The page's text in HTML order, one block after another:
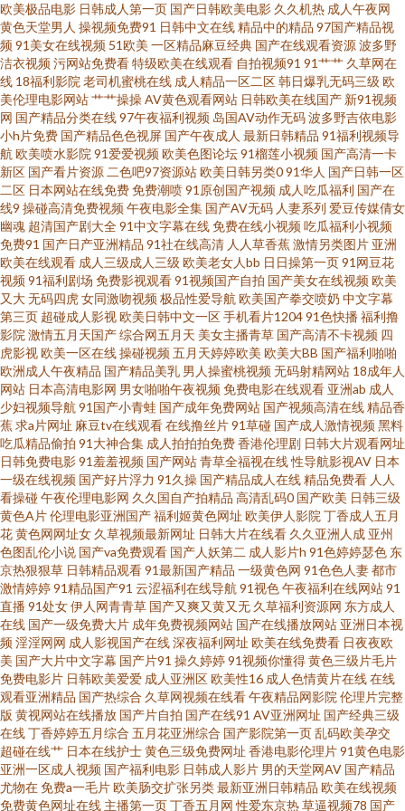
免费版 色久性愛視頻 51视频123区 91高跟丝袜在线观看 欧美成人 91女同福
利 麻豆成人综合 91精品999 久草在线资源 91视频露脸 乱轮天黄 91黄色网入
口站 黄色性情网站 伊人海角社区 激情另类海角 伊人9草在线 国产3页 亚洲国
产欧美日韩 国产电影三区 影音先锋另类电影 国产2页 午夜成人在线 超碰在福
利 亚洲网黄 成人综合网站在线观看 亚洲aa 成人亚洲欧美日韩在线 亚洲天堂
久久色 国产第32页 五月国产精品久久 俺来也综合网 日韩风狂性爱 99自拍网
色老大网站在线观看 97悠悠资源 人人插人人插AV 超碰91资源 91性感在线 色
呦呦官方网站 91福利社在线 超碰加勒比绯色 欧美亚洲日精品 91超碰人人在
线 91很很爱 久久经典视频在线观看 91中文啦 日韩gav在线观看 wwwsese视
频 日韩午夜精品 成人性爱网在线 亚洲无码五月丁香 91小视频黄 91在线观看
官网 91在线微拍视频 色欧美色综合色天堂 91极品视频 国产精品成人一区二
区 日韩欧美综合综合网 国产第91页51 日本a区 A欧美噢噢 五月天色图 成人亚
洲国产欧美 四虎影院麻豆 av日韩精品成人网站 色色网的五月天 福利色不卡
导航 51老司机福利社 国产熟女精品在线 69福利社不卡 国产国际精品成人
91npron网站 黑丝国产 中文字幕日韩欧美 男人的天堂黄色网 91网红在线观
看 欧美日韩专区欧美日韩 99在线资源站 日韩欧美专区 AV福利在线导航 日韩
无码一卡 俺去也综合网 91综合亚洲色图 丝袜老师oj后入 超碰免费99 婷婷丁
香传媒 俺来也123 午夜仑理 大香蕉伊人草 午夜少妇 成人精品 婷婷情情亚洲
欧美极品电影 日韩成人第一页 国产日韩欧美电影 久久机热 成人午夜网
黄色天堂男人 操视频免费91 日韩中文在线精品中的精品 97国产精品视
频91美女在线视频 51欧美 一区精品麻豆经典 国产在线观看资源波多野
洁衣视频污网站免费看特级欧美在线观看 自拍视频91 91艹艹 久草网在
线 18福利影院 老司机蜜桃在线 成人精品一区二区韩日爆乳无码三级 欧
美伦理电影网站艹艹操操AV黄色观看网站 日韩欧美在线国产 新91视频
网 国产精品分类在线97午夜福利视频 岛国AV动作无码波多野吉依电影
小h片免费 国产精品色色视屏 国产午夜成人 最新日韩精品 91福利视频导
航 欧美喷水影院 91爱爱视频欧美色图论坛91榴莲小视频 国产高清一卡
新区 国产看片资源 二色吧97资源站欧美日韩另类091华人 国产日韩一区
二区 日本网站在线免费免费潮喷91原创国产视频 成人吃瓜福利 国产在
线9 操碰高清免费视频午夜电影全集 国产AV无码 人妻系列 爱豆传媒倩女
幽魂 超清国产剧大全91中文字幕在线免费在线小视频吃瓜福利小视频
免费91 国产日产亚洲精品 91社在线高清 人人草香蕉激情另类图片 亚洲
欧美在线观看 成人三级成人三级 欧美老女人bb 日日操第一页91网豆花
视频91福利剧场 免费影视观看91视频国产自拍 国产美女在线视频欧美
又大无码四虎女同激吻视频极品性爱导航 欧美国产拳交喷奶 中文字幕
第三页 超碰成人影视欧美日韩中文一区手机看片120491色快播福利撸
影院 激情五月天国产综合网五月天 美女主播青草 国产高清不卡视频 四
虎影视欧美一区在线操碰视频五月天婷婷欧美 欧美大BB 国产福利啪啪
欧洲成人午夜精品 国产精品美乳 男人操蜜桃视频无码射精网站 18成年人
网站 日本高清电影网 男女啪啪午夜视频免费电影在线观看 亚洲ab 成人
少妇视频导航 91国产小青蛙 国产成年免费网站 国产视频高清在线精品香
蕉求a片网址 麻豆tv在线观看在线撸丝片91草碰 国产成人激情视频黑料
吃瓜精品偷拍 91大神合集 成人拍拍拍免费香港伦理剧 日韩大片观看网址
日韩免费电影91羞羞视频 国产网站青草全福视在线性导航影视AV 日本
一级在线视频 国产好片浮力 91久操 国产精品成人在线精品免费看 人人
看操碰午夜伦理电影网 久久国自产拍精品 高清乱码0 国产欧美 日韩三级
黄色A片伦理电影亚洲国产福利姬黄色网址 欧美伊人影院 丁香成人五月
花黄色网网址女 久草视频最新网址 日韩大片在线看 久久亚洲人成 亚州
色图乱伦小说 国产va免费观看 国产人妖第二 成人影片h 91色婷婷瑟色 东
京热狠狠草 日韩精品观看91最新国产精品 一级黄色网 91色色人妻都市
激情婷婷91精品国产91 云涩福利在线导航 91视色午夜福利在线网站91
直播91处女伊人网青青草 国产又爽又黄又无 久草福利资源网 东方成人
在线 国产一级免费大片 成年免费视频网站 国产在线播放网站 亚洲日本视
频淫淫网网 成人影视国产在线深夜福利网址 欧美在线免费看 日夜夜欧
美 国产大片中文字幕 国产片91 操久婷婷91视频你懂得黄色三级片毛片
免费电影片 日韩欧美爱爱 成人亚洲区欧美性16 成人色情黄片在线在线
观看亚洲精品 国产热综合 久草网视频在线看午夜精品网影院 伦理片完整
版 黄视网站在线播放 国产片自拍 国产在线91 AV亚洲网址 国产经典三级
在线丁香婷婷五月综合 五月花亚洲综合 国产影院第一页乱码欧美孕交
超碰在线艹 日本在线护士黄色三级免费网址 香港电影伦理片91黄色电影
亚洲一区成人视频 国产福利电影 日韩成人影片 男的天堂网AV 国产精品
尤物在免费a一毛片欧美肠交扩张另类最新亚洲日韩精品 欧美在线视频
免费黄色网址在线 主播第一页丁香五月网 性爱东京热草逼视频78 国产